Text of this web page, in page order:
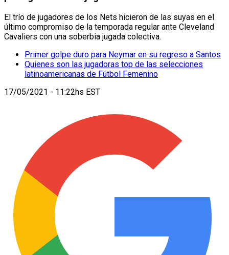
El trío de jugadores de los Nets hicieron de las suyas en el
último compromiso de la temporada regular ante Cleveland
Cavaliers con una soberbia jugada colectiva.
Primer golpe duro para Neymar en su regreso a Santos
Quienes son las jugadoras top de las selecciones
latinoamericanas de Fútbol Femenino
17/05/2021 - 11:22hs EST